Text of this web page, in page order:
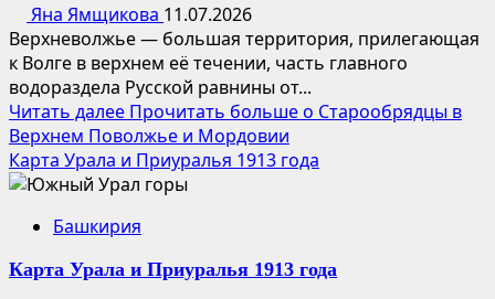
Яна Ямщикова 11.07.2026
Верхневолжье — большая территория, прилегающая
к Волге в верхнем её течении, часть главного
водораздела Русской равнины от...
Читать далее Прочитать больше о Старообрядцы в
Верхнем Поволжье и Мордовии
Карта Урала и Приуралья 1913 года
Башкирия
Карта Урала и Приуралья 1913 года